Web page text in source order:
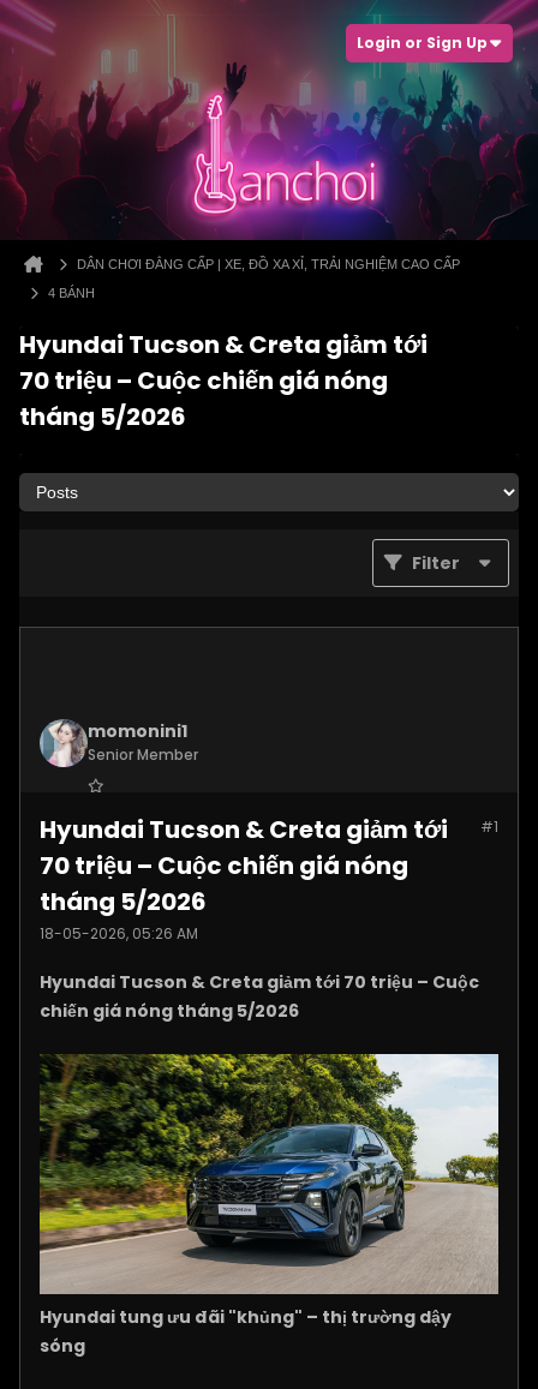
Login or Sign Up
DÂN CHƠI ĐẲNG CẤP | XE, ĐỒ XA XỈ, TRẢI NGHIỆM CAO CẤP
4 BÁNH
Hyundai Tucson & Creta giảm tới
70 triệu – Cuộc chiến giá nóng
tháng 5/2026
Filter
momonini1
Senior Member
Posts: 5399 #1
Hyundai Tucson & Creta giảm tới
70 triệu – Cuộc chiến giá nóng
tháng 5/2026
18-05-2026, 05:26 AM
Hyundai Tucson & Creta giảm tới 70 triệu – Cuộc
chiến giá nóng tháng 5/2026
Hyundai tung ưu đãi "khủng" – thị trường dậy
sóng